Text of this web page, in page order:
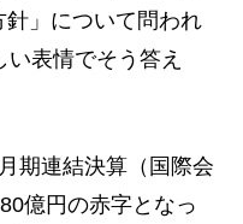
」について問われ
表情でそう答え
期連結決算（国際会
億円の赤字となっ